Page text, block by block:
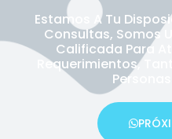
Estamos A Tu
Consultas, Somos
Calificada Para
Requerimientos,